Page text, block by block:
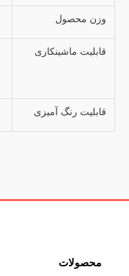
وزن محصول
قابلیت ماشینکاری
قابلیت رنگ آمیزی
محصولات